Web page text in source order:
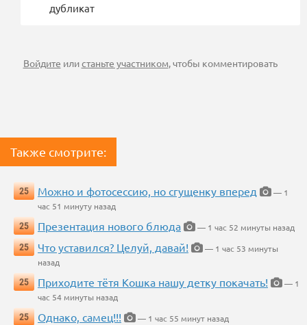
дубликат
Войдите илистаньте участником, чтобы комментировать
Также смотрите:
25 Можно и фотосессию, но сгущенку вперед
— 1
час 51 минуту назад
25
Презентация нового блюда
— 1 час 52 минуты назад
25
Что уставился? Целуй, давай!
— 1 час 53 минуты
назад
25
Приходите тётя Кошка нашу детку покачать!
— 1
час 54 минуты назад
25
Однако, самец!!!
— 1 час 55 минут назад